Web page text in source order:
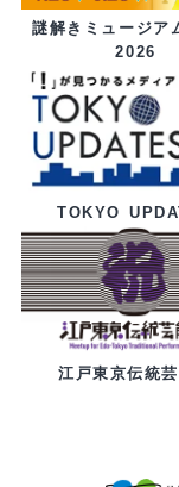
謎解きミュージア
2026
TOKYO
江戸東京伝統